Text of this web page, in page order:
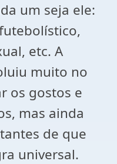
um seja ele:
etc. A
muito no
os gostos e
mas ainda
de que
universal.